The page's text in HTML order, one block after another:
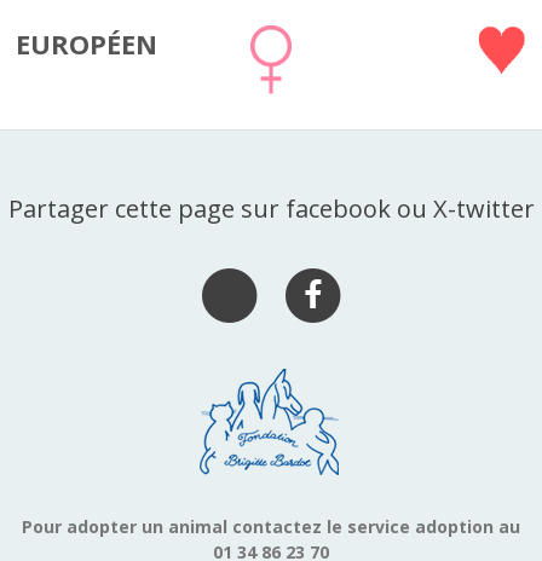
EUROPÉEN
Partager cette page sur facebook ou X-twitter
Pour adopter un animal contactez le service adoption au
01 34 86 23 70